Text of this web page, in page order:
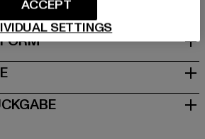
SETTINGS
ACCEPT